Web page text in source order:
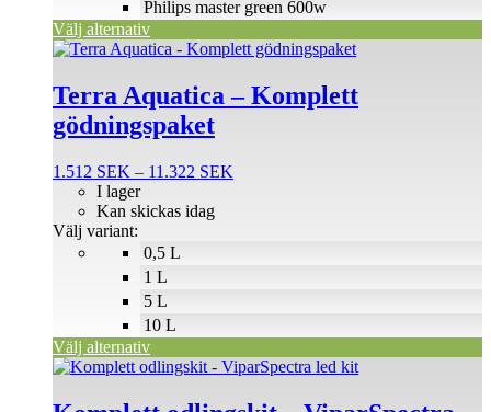
Philips master green 600w
Välj alternativ
produktsidan
Terra Aquatica – Komplett
gödningspaket
1.512 SEK – 11.322 SEK
0,5 L
1 L
5 L
10 L
I lager
Kan skickas idag
Välj variant:
Välj alternativ
Den
produkten
har
flera
De
olika
alternativen
kan
väljas
produktsidan
Den
produkten